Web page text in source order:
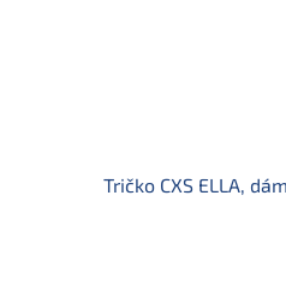
Tričko CXS ELLA,